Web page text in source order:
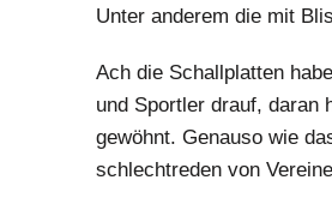
Unter anderem die mit
Ach die Schallplatten
und Sportler drauf, daran
gewöhnt. Genauso wie
schlechtreden von